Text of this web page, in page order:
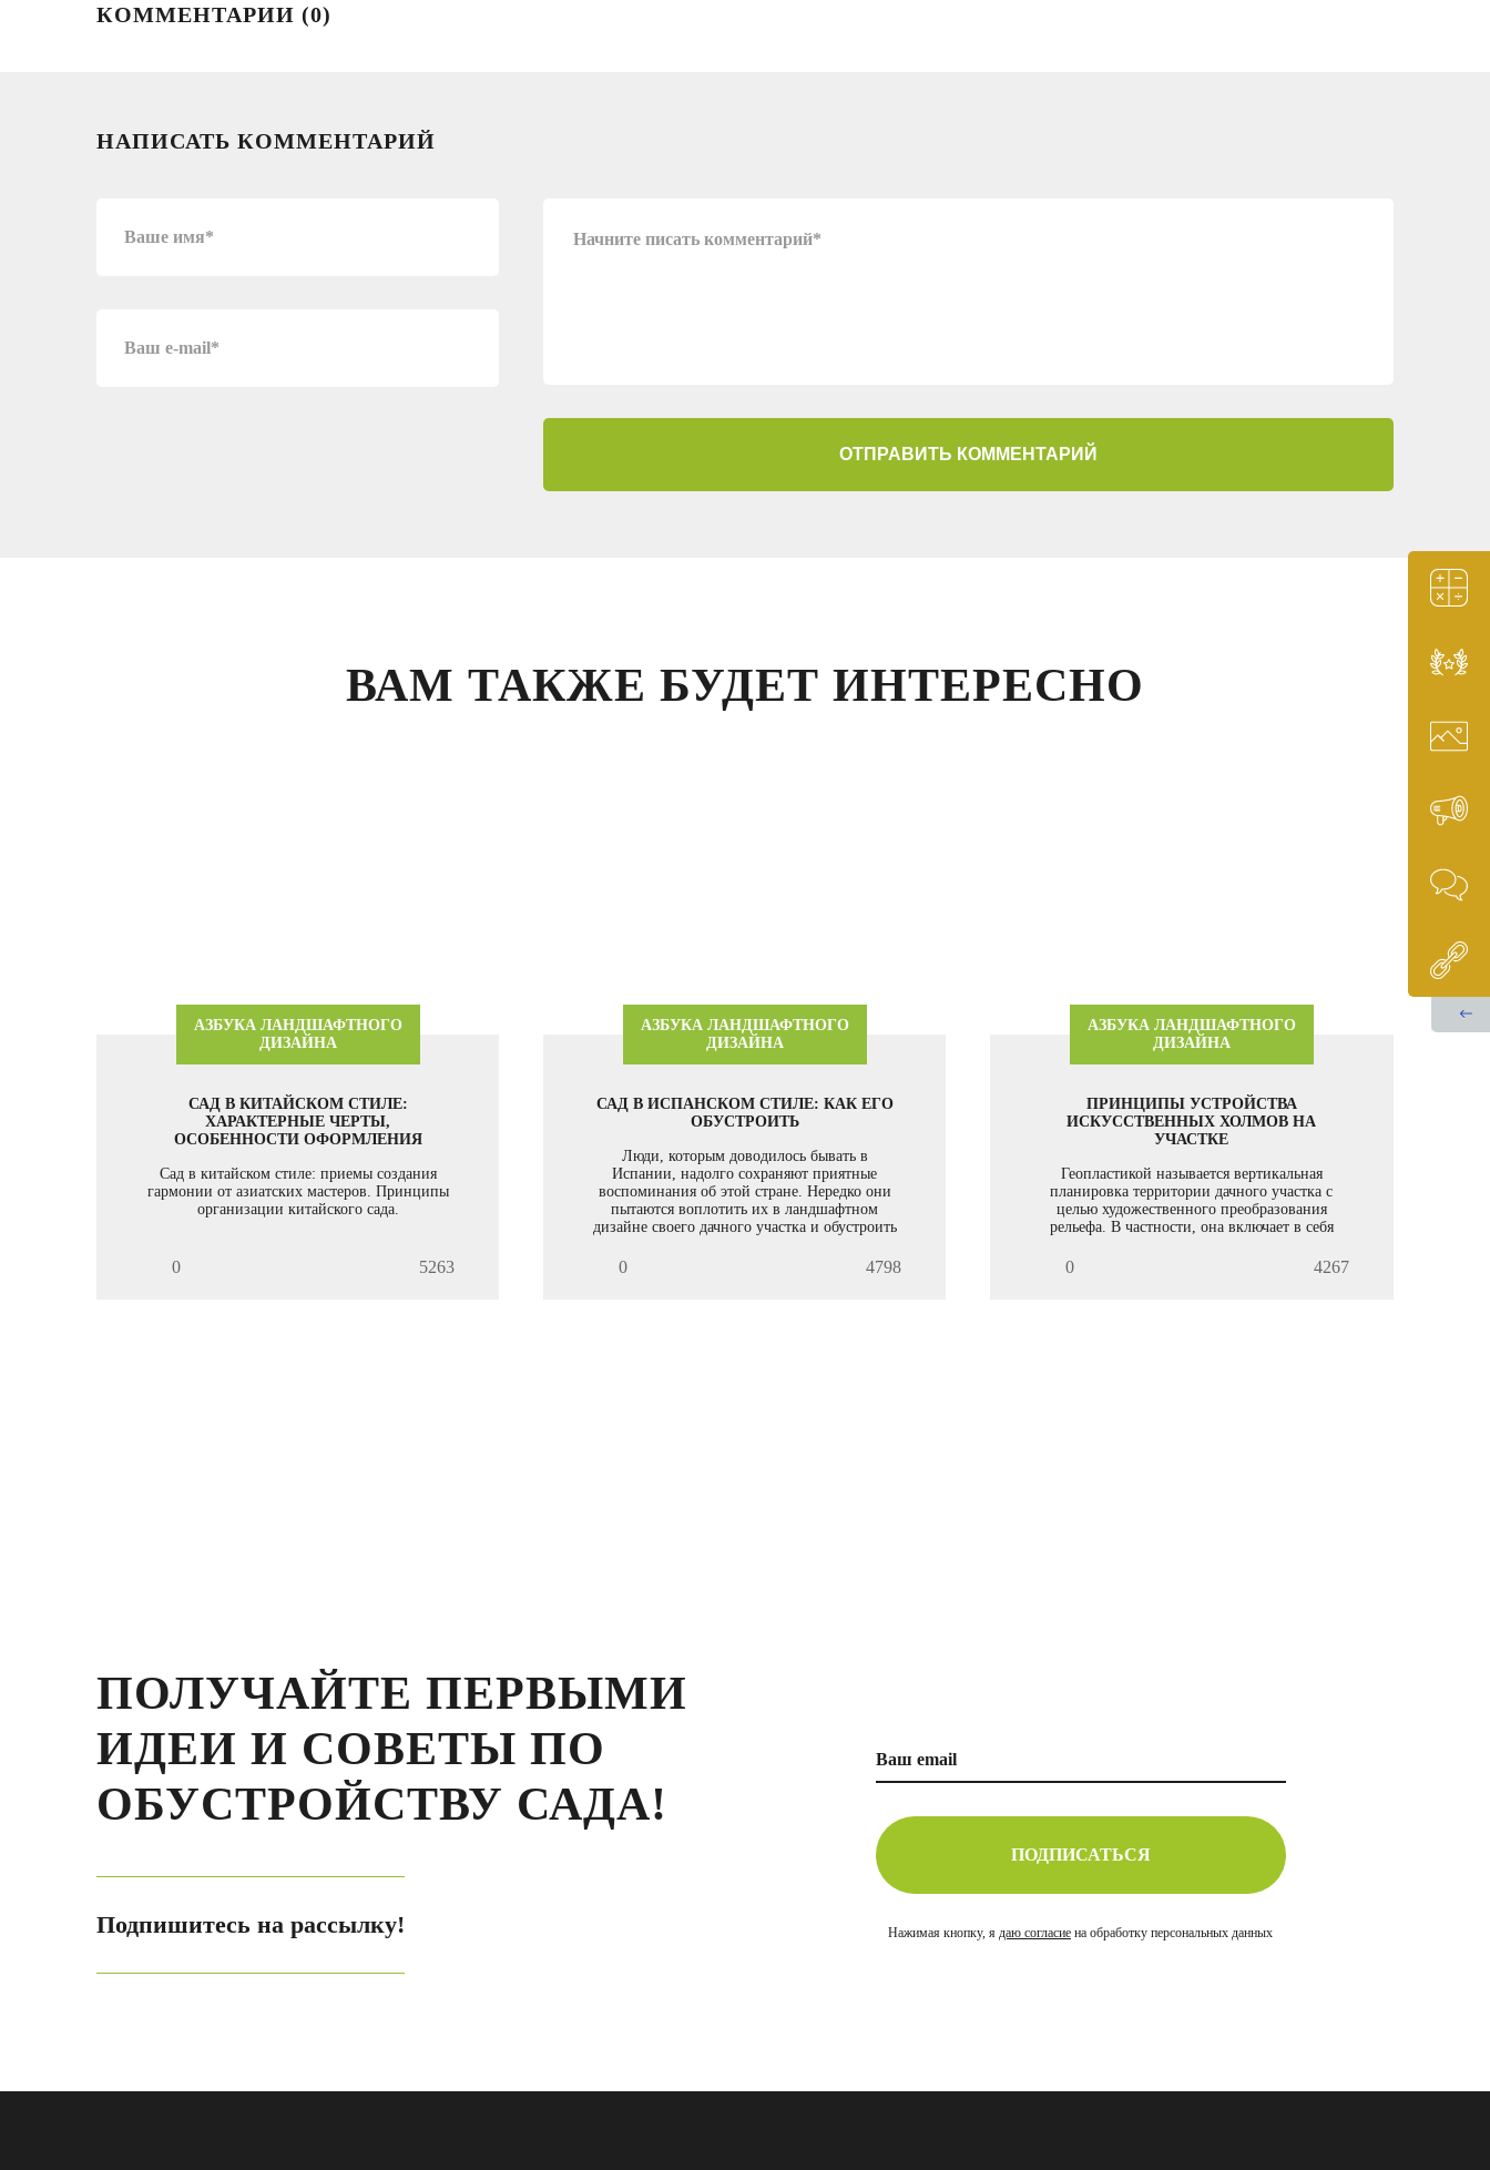
37
38298
КОММЕНТАРИИ (0)
НАПИСАТЬ КОММЕНТАРИЙ
ОТПРАВИТЬ КОММЕНТАРИЙ
ВАМ ТАКЖЕ БУДЕТ ИНТЕРЕСНО
АЗБУКА ЛАНДШАФТНОГО
ДИЗАЙНА
САД В КИТАЙСКОМ СТИЛЕ:
ХАРАКТЕРНЫЕ ЧЕРТЫ,
ОСОБЕННОСТИ ОФОРМЛЕНИЯ
Сад в китайском стиле: приемы создания
гармонии от азиатских мастеров. Принципы
организации китайского сада.
0 5263
АЗБУКА ЛАНДШАФТНОГО
ДИЗАЙНА
САД В ИСПАНСКОМ СТИЛЕ: КАК ЕГО
ОБУСТРОИТЬ
Люди, которым доводилось бывать в
Испании, надолго сохраняют приятные
воспоминания об этой стране. Нередко они
пытаются воплотить их в ландшафтном
дизайне своего дачного участка и обустроить
0 4798
АЗБУКА ЛАНДШАФТНОГО
ДИЗАЙНА
ПРИНЦИПЫ УСТРОЙСТВА
ИСКУССТВЕННЫХ ХОЛМОВ НА
УЧАСТКЕ
Геопластикой называется вертикальная
планировка территории дачного участка с
целью художественного преобразования
рельефа. В частности, она включает в себя
0 4267
ПОЛУЧАЙТЕ ПЕРВЫМИ
ИДЕИ И СОВЕТЫ ПО
ОБУСТРОЙСТВУ САДА!
Подпишитесь на рассылку!
ПОДПИСАТЬСЯ
Нажимая кнопку, я даю согласие на обработку персональных данных